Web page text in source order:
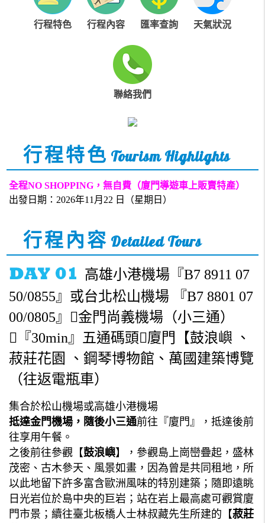
行程特色 行程內容 匯率查詢 天氣狀況
聯絡我們
行程特色 Tourism Highlights
全程NO SHOPPING ，無自費（廈門導遊車上販賣特產）
出發日期：2026年11月22 日（星期日）
行程內容 Detailed Tours
高雄小港機場『B7 8911 07
50/0855』或台北松山機場 『B7 8801 07
00/0805』金門尚義機場（小三通）
『30min』五通碼頭廈門【鼓浪嶼 、
菽莊花園 、鋼琴博物館、萬國建築博覽
（往返電瓶車）
集合於松山機場或高雄小港機場
抵達金門機場，隨後小三通前往『廈門』，抵達後前
往享用午餐。
之後前往參觀【鼓浪嶼】，參觀島上崗巒疊起，盛林
茂密、古木參天、風景如畫，因為曾是共同租地，所
以此地留下許多富含歐洲風味的特別建築；隨即遠眺
日光岩位於島中央的巨岩；站在岩上最高處可觀賞廈
門市景；續往臺北板橋人士林叔藏先生所建的【菽莊